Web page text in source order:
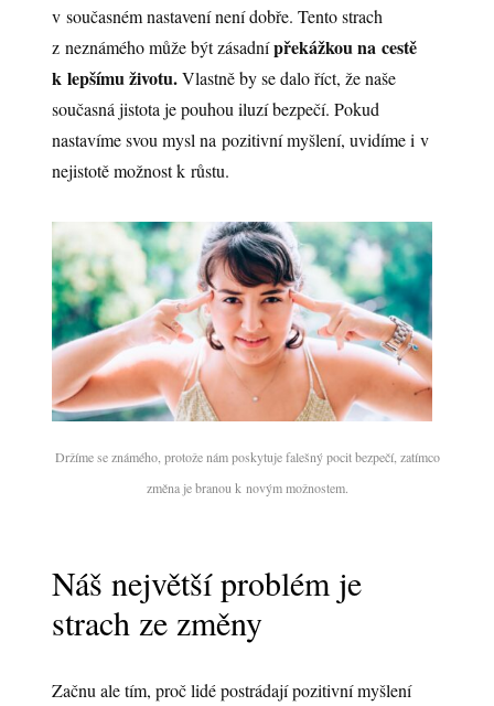
v současném nastavení není dobře. Tento strach
z neznámého může být zásadnípřekážkou na cestě
k lepšímu životu.Vlastně by se dalo říct, že naše
současná jistota je pouhou iluzí bezpečí. Pokud
nastavíme svou mysl na pozitivní myšlení, uvidíme i v
nejistotě možnost k růstu.
Držíme se známého, protože nám poskytuje falešný pocit bezpečí, zatímco
změna je branou k novým možnostem.
Náš největší problém je
strach ze změny
Začnu ale tím, proč lidé postrádají pozitivní myšlení